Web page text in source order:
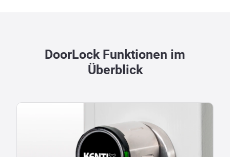
DoorLock Funktionen im
Überblick